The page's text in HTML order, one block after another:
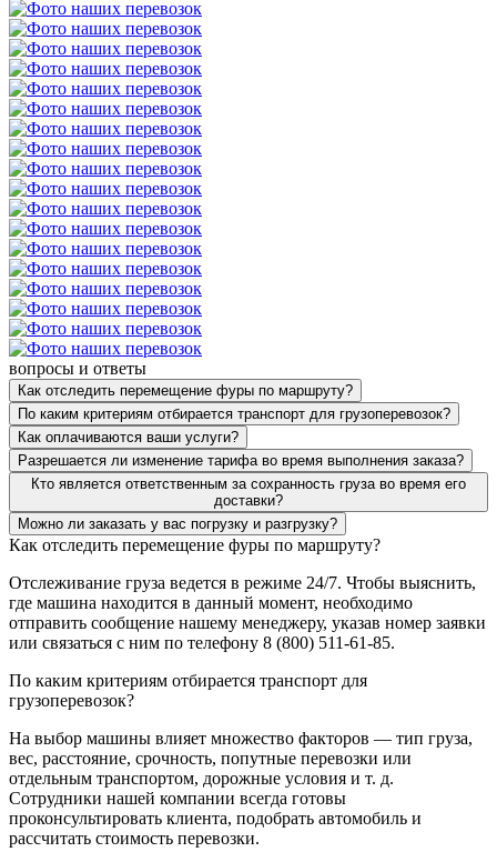
вопросы и ответы
Как отследить перемещение фуры по маршруту?
По каким критериям отбирается транспорт для грузоперевозок?
Как оплачиваются ваши услуги?
Разрешается ли изменение тарифа во время выполнения заказа?
Кто является ответственным за сохранность груза во время его
доставки?
Можно ли заказать у вас погрузку и разгрузку?
Как отследить перемещение фуры по маршруту?
Отслеживание груза ведется в режиме 24/7. Чтобы выяснить,
где машина находится в данный момент, необходимо
отправить сообщение нашему менеджеру, указав номер заявки
или связаться с ним по телефону 8 (800) 511-61-85.
По каким критериям отбирается транспорт для
грузоперевозок?
На выбор машины влияет множество факторов — тип груза,
вес, расстояние, срочность, попутные перевозки или
отдельным транспортом, дорожные условия и т. д.
Сотрудники нашей компании всегда готовы
проконсультировать клиента, подобрать автомобиль и
рассчитать стоимость перевозки.